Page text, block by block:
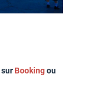
Bookingou